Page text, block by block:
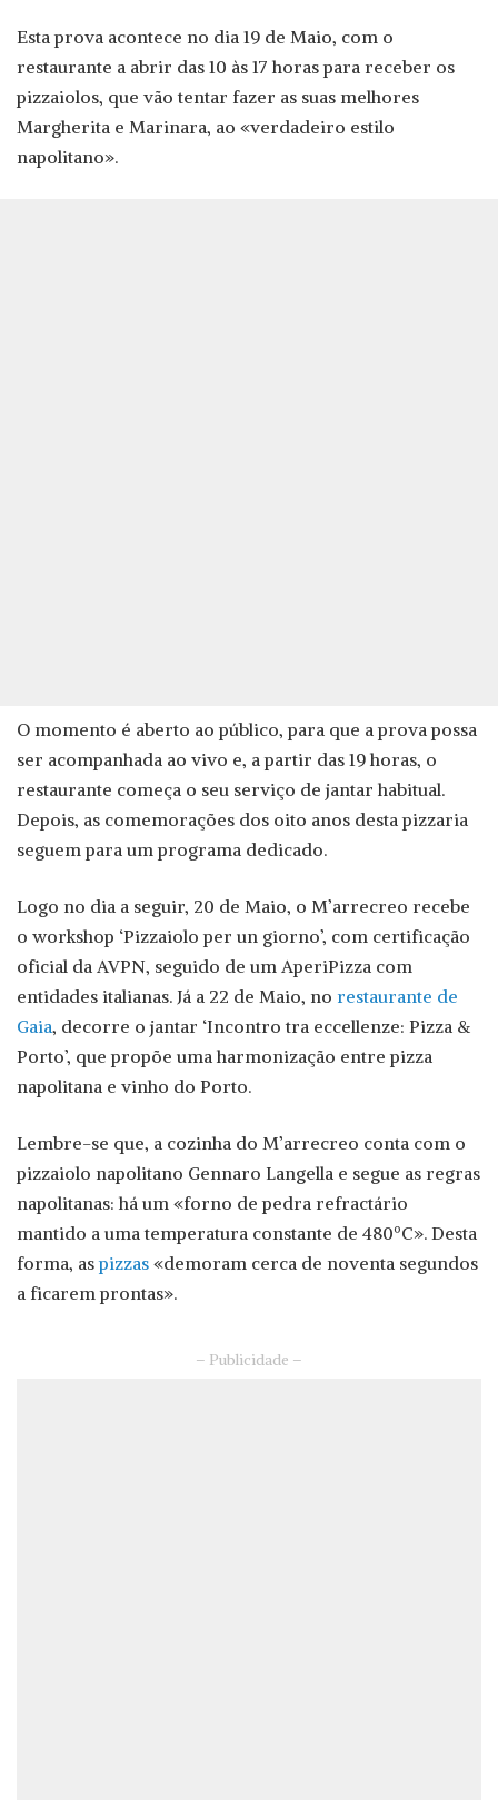
Esta prova acontece no dia 19 de Maio, com o
restaurante a abrir das 10 às 17 horas para receber os
pizzaiolos, que vão tentar fazer as suas melhores
Margherita e Marinara, ao «verdadeiro estilo
napolitano».
O momento é aberto ao público, para que a prova possa
ser acompanhada ao vivo e, a partir das 19 horas, o
restaurante começa o seu serviço de jantar habitual.
Depois, as comemorações dos oito anos desta pizzaria
seguem para um programa dedicado.
Logo no dia a seguir, 20 de Maio, o M’arrecreo recebe
o workshop ‘Pizzaiolo per un giorno’, com certificação
oficial da AVPN, seguido de um AperiPizza com
entidades italianas. Já a 22 de Maio, no restaurante de
Gaia, decorre o jantar ‘Incontro tra eccellenze: Pizza &
Porto’, que propõe uma harmonização entre pizza
napolitana e vinho do Porto.
Lembre-se que, a cozinha do M’arrecreo conta com o
pizzaiolo napolitano Gennaro Langella e segue as regras
napolitanas: há um «forno de pedra refractário
mantido a uma temperatura constante de 480ºC». Desta
forma, aspizzas «demoram cerca de noventa segundos
a ficarem prontas».
– Publicidade –